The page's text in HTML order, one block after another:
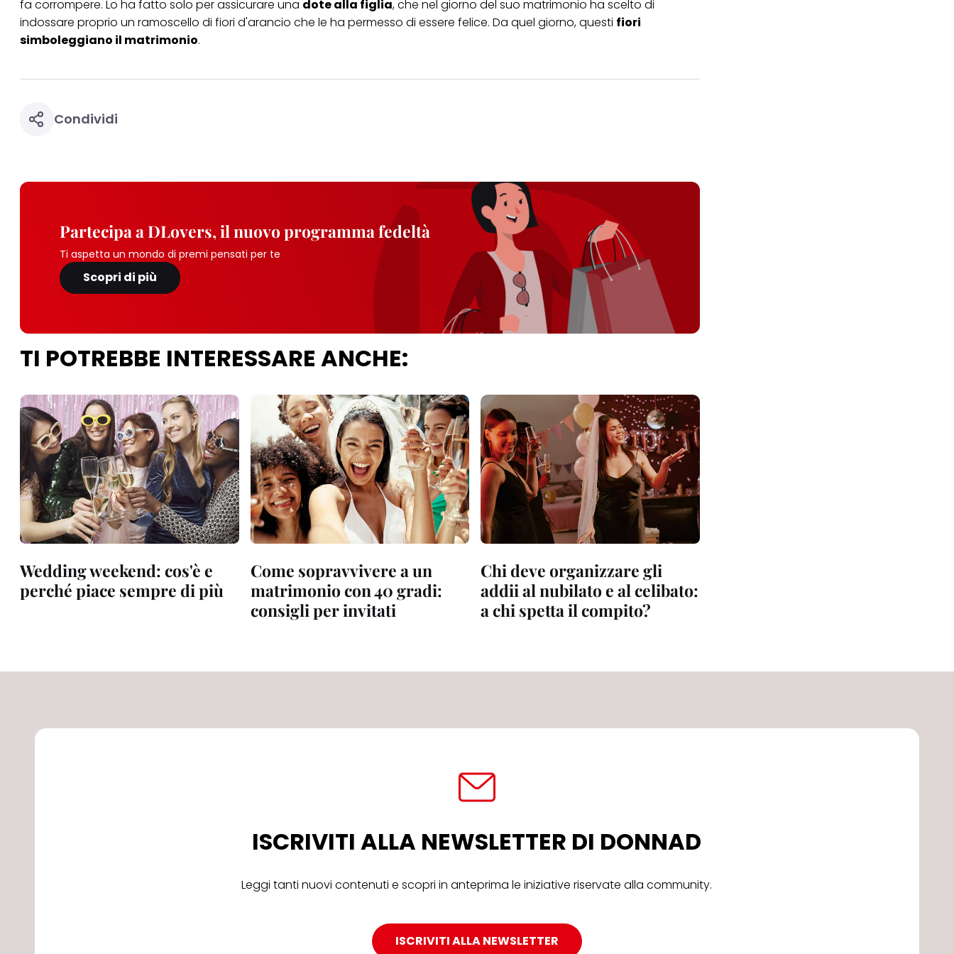
fa corrompere. Lo ha fatto solo per assicurare una dote alla figlia, che nel giorno del suo matrimonio ha scelto di
indossare proprio un ramoscello di fiori d'arancio che le ha permesso di essere felice. Da quel giorno, questi fiori
simboleggiano il matrimonio.
Condividi
Partecipa a DLovers, il nuovo programma fedeltà
Ti aspetta un mondo di premi pensati per te
Scopri di più
TI POTREBBE INTERESSARE ANCHE:
Wedding weekend: cos'è e
perché piace sempre di più
Come sopravvivere a un
matrimonio con 40 gradi:
consigli per invitati
Chi deve organizzare gli
addii al nubilato e al celibato:
a chi spetta il compito?
ISCRIVITI ALLA NEWSLETTER DI DONNAD
Leggi tanti nuovi contenuti e scopri in anteprima le iniziative riservate alla community.
ISCRIVITI ALLA NEWSLETTER